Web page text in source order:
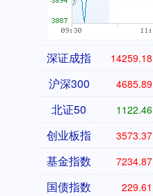
深证成指 14259.18
沪深300 4685.89
北证50 1122.46
创业板指 3573.37
基金指数 7234.87
国债指数 229.61